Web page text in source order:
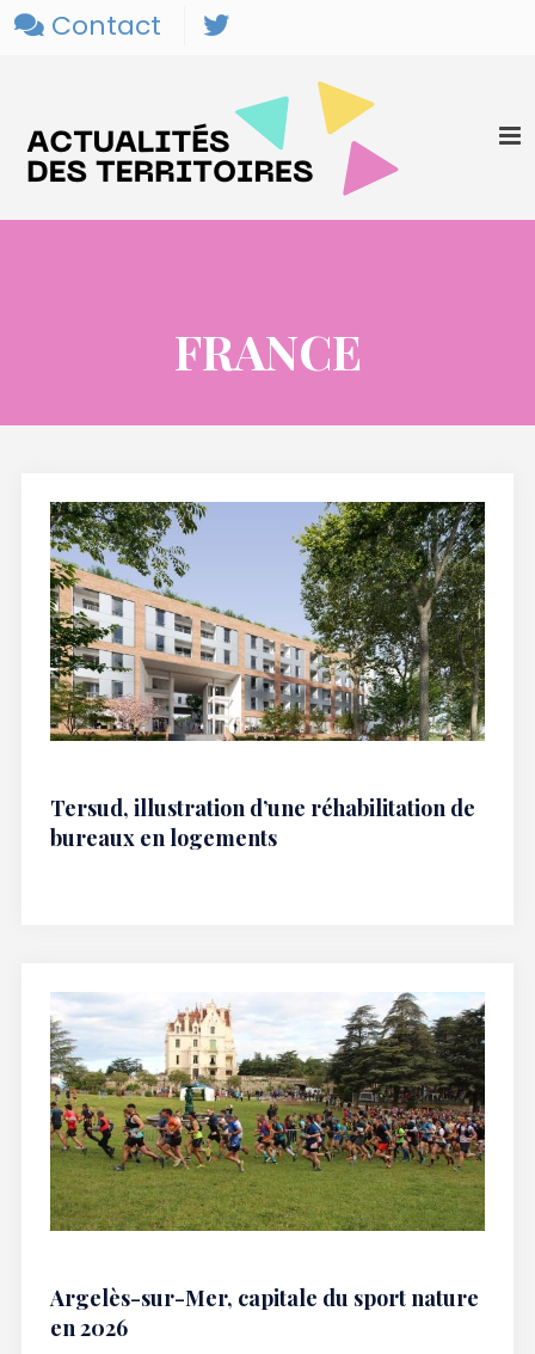
Contact
FRANCE
Tersud, illustration d’une réhabilitation de
bureaux en logements
Argelès-sur-Mer, capitale du sport nature
en 2026